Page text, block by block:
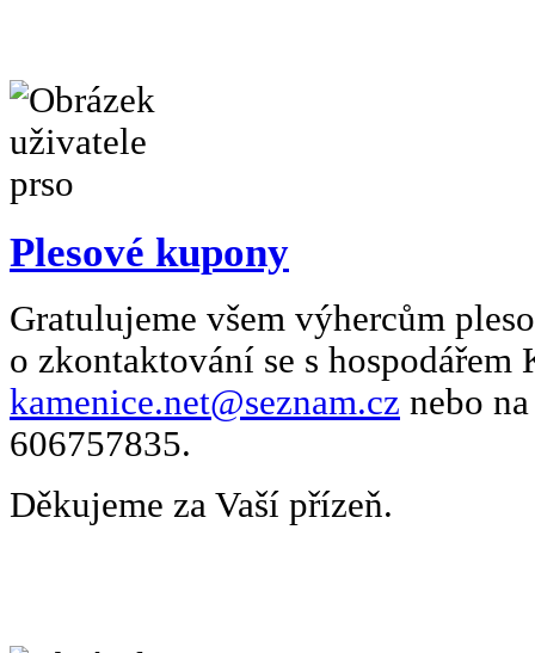
Plesové kupony
Gratulujeme všem výhercům
o zkontaktování se s hospodářem
kamenice.net@seznam.cz nebo
606757835.
Děkujeme za Vaší přízeň.